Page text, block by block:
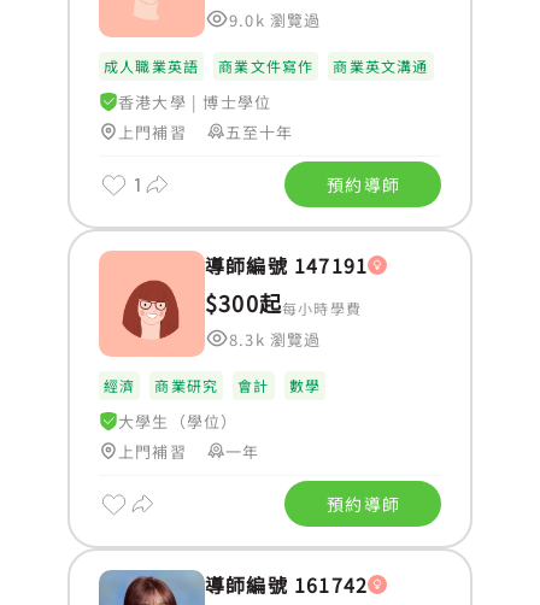
9.0k 瀏覽過
成人職業英語 商業文件寫作 商業英文溝通
香港大學 |博士學位
上門補習
五至十年
1 預約導師
導師編號 147191
$300起每小時學費
8.3k 瀏覽過
經濟 商業研究 會計 數學
大學生（學位）
上門補習
一年
預約導師
導師編號 161742